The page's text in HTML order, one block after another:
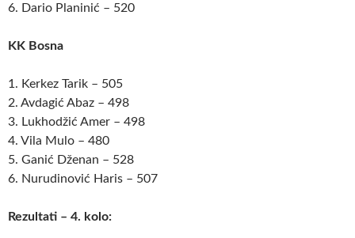
6. Dario Planinić – 520
KK Bosna
1. Kerkez Tarik – 505
2. Avdagić Abaz – 498
3. Lukhodžić Amer – 498
4. Vila Mulo – 480
5. Ganić Dženan – 528
6. Nurudinović Haris – 507
Rezultati – 4. kolo: